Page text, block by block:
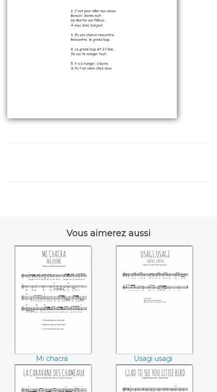
Vous aimerez aussi
Mi chacra
Mi chacra
Usagi usagi
Usagi usagi